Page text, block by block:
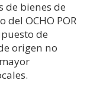
de bienes de
OCHO POR
de
origen no